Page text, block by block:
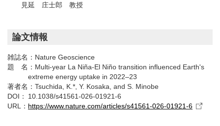
見延 庄士郎 教授
論文情報
雑誌名： Nature Geoscience
題 名： Multi-year La Niña-El Niño transition influenced Earth's
extreme energy uptake in 2022–23
著者名： Tsuchida, K.*, Y. Kosaka, and S. Minobe
DOI：
10.1038/s41561-026-01921-6
URL： https://www.nature.com/articles/s41561-026-01921-6